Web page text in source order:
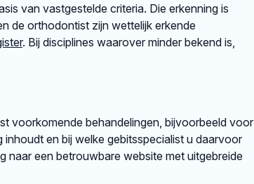
van vastgestelde criteria. Die erkenning is
de orthodontist zijn wettelijk erkende
. Bij disciplines waarover minder bekend is,
voorkomende behandelingen, bijvoorbeeld voor
en bij welke gebitsspecialist u daarvoor
een betrouwbare website met uitgebreide